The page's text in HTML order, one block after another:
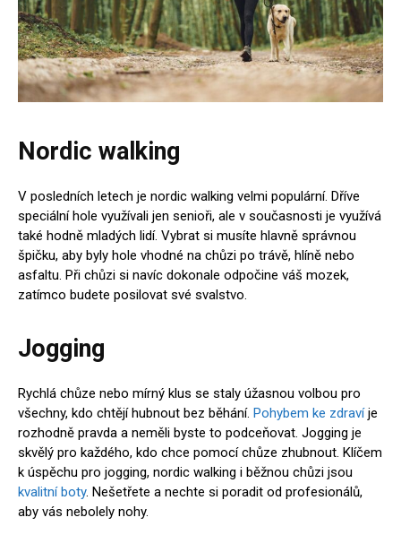
Nordic walking
V posledních letech je nordic walking velmi populární. Dříve
speciální hole využívali jen senioři, ale v současnosti je využívá
také hodně mladých lidí. Vybrat si musíte hlavně správnou
špičku, aby byly hole vhodné na chůzi po trávě, hlíně nebo
asfaltu. Při chůzi si navíc dokonale odpočine váš mozek,
zatímco budete posilovat své svalstvo.
Jogging
Rychlá chůze nebo mírný klus se staly úžasnou volbou pro
všechny, kdo chtějí hubnout bez běhání. Pohybem ke zdravíje
rozhodně pravda a neměli byste to podceňovat. Jogging je
skvělý pro každého, kdo chce pomocí chůze zhubnout. Klíčem
k úspěchu pro jogging, nordic walking i běžnou chůzi jsou
kvalitní boty. Nešetřete a nechte si poradit od profesionálů,
aby vás nebolely nohy.